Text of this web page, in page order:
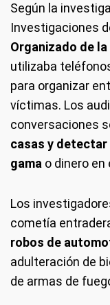
Según la
Investigaciones
Organizado de
utilizaba
para organizar
víctimas. Los
conversaciones
casas y
gama o dinero
Los
cometía
robos de
adulteración de
de armas de